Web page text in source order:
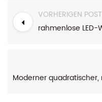
VORHERIGEN POST